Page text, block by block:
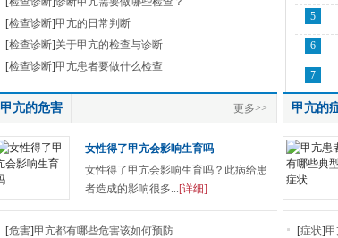
5
6
7
[检查诊断]甲亢的日常判断
[检查诊断]关于甲亢的检查与诊断
[检查诊断]甲亢患者要做什么检查
甲亢的危害 更多>>
女性得了甲亢会影响生育吗
女性得了甲亢会影响生育吗？此病给患
者造成的影响很多...[详细]
[危害]甲亢都有哪些危害该如何预防
甲亢的
[症状]